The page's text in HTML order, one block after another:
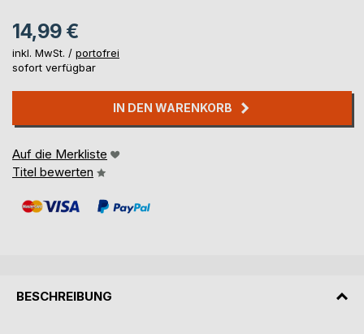
14,99 €
inkl. MwSt. / portofrei
sofort verfügbar
IN DEN WARENKORB
Auf die Merkliste
Titel bewerten
BESCHREIBUNG